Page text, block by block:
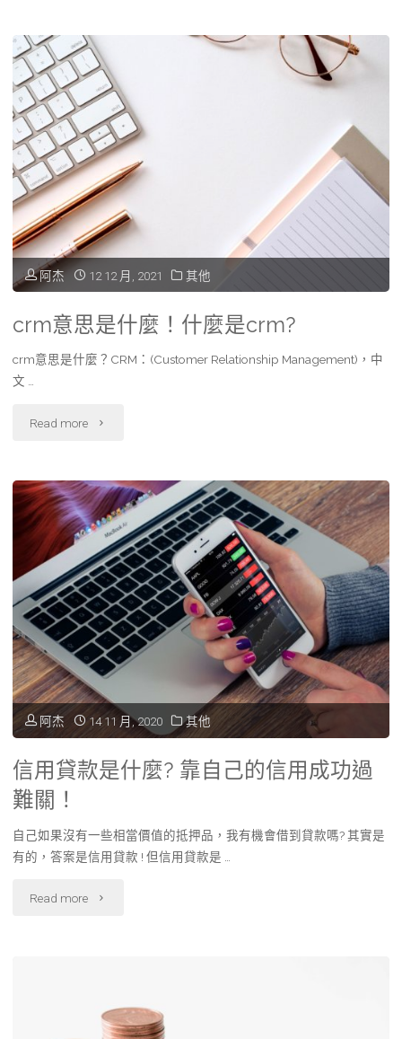
薦
的
選
擇
策
略
務
析"
票
要
寫
資
料
嗎？
快
速
兌
報
知！"
台
裝
潢
清
潔
費
比
較"
阿杰 12 12 月, 2021 其他
crm意思是什麼！什麼是crm?
crm意思是什麼？CRM：(Customer Relationship Management)，中
文 …
Read more "crm
思
是
什
麼！
什
麼
是
阿杰 14 11 月, 2020 其他
信用貸款是什麼? 靠自己的信用成功過
難關！
自己如果沒有一些相當價值的抵押品，我有機會借到貸款嗎? 其實是
有的，答案是信用貸款 ! 但信用貸款是 …
Read more "信